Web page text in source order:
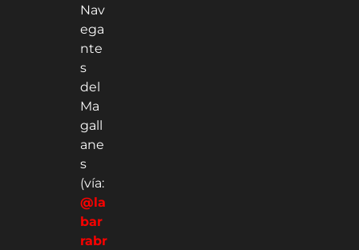
Nav
ega
nte
s
del
Ma
gall
ane
s
(vía:
@la
bar
rabr